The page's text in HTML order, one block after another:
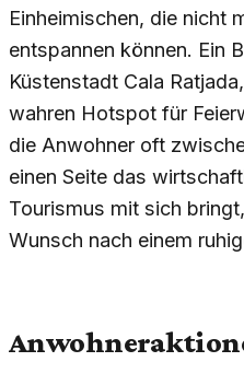
Einheimischen, die nicht
entspannen können. Ein
Küstenstadt Cala
wahren Hotspot für
die Anwohner oft
einen Seite das
Tourismus mit sich
Wunsch nach einem